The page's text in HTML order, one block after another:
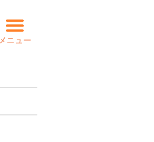
メニュー